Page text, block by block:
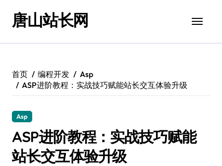
唐山站长网
首页 编程开发
Asp
ASP进阶教程：实战技巧赋能站长交互体验升级
Asp
ASP进阶教程：实战技巧赋能
站长交互体验升级